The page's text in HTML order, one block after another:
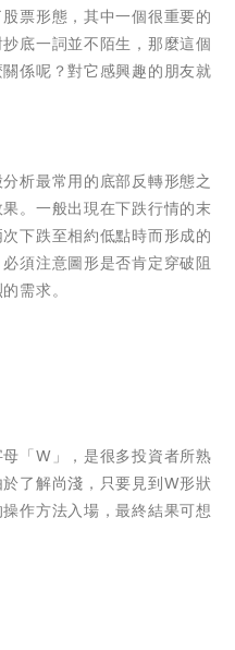
票形態，其中一個很重要的
底一詞並不陌生，那麼這個
係呢？對它感興趣的朋友就
析最常用的底部反轉形態之
。一般出現在下跌行情的末
下跌至相約低點時而形成的
須注意圖形是否肯定穿破阻
需求。
「W」，是很多投資者所熟
了解尚淺，只要見到W形狀
作方法入場，最終結果可想